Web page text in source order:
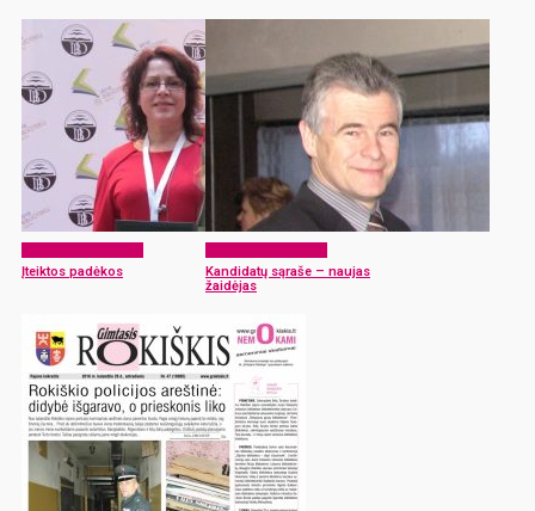
Įteiktos padėkos
Kandidatų sąraše – naujas
žaidėjas